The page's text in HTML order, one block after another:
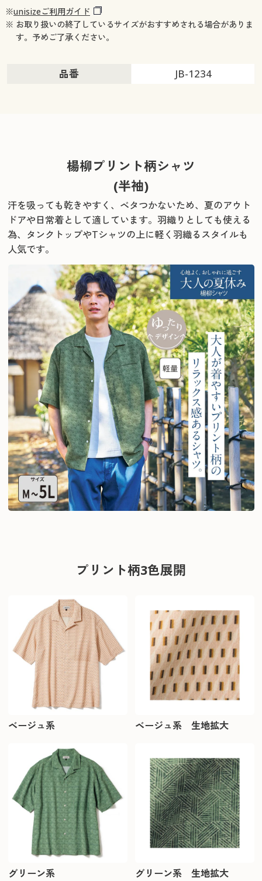
※unisizeご利用ガイド
※ お取り扱いの終了しているサイズがおすすめされる場合がありま
す。予めご了承ください。
品番 JB-1234
楊柳プリント柄シャツ
(半袖)
汗を吸っても乾きやすく、ベタつかないため、夏のアウト
ドアや日常着として適しています。羽織りとしても使える
為、タンクトップやTシャツの上に軽く羽織るスタイルも
人気です。
プリント柄3色展開
ベージュ系 ベージュ系 生地拡大
グリーン系 グリーン系 生地拡大